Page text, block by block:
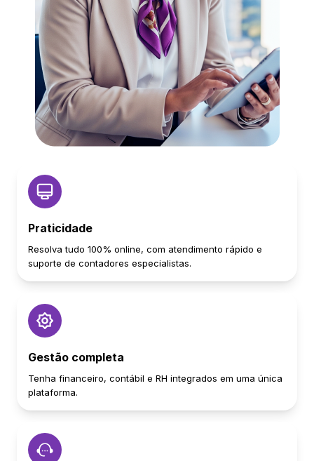
Praticidade
Resolva tudo 100% online, com atendimento rápido e
suporte de contadores especialistas.
Gestão completa
Tenha financeiro, contábil e RH integrados em uma única
plataforma.